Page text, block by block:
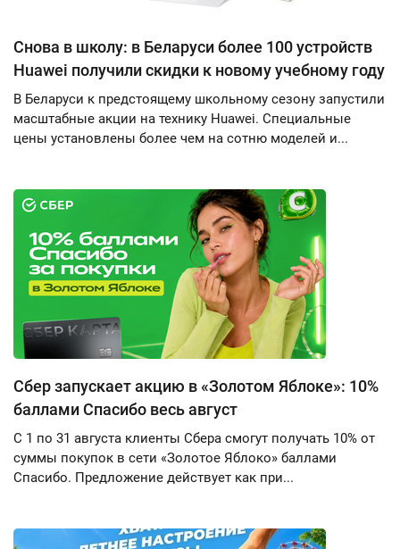
Снова в школу: в Беларуси более 100 устройств
Huawei получили скидки к новому учебному году
В Беларуси к предстоящему школьному сезону запустили
масштабные акции на технику Huawei. Специальные
цены установлены более чем на сотню моделей и...
Сбер запускает акцию в «Золотом Яблоке»: 10%
баллами Спасибо весь август
С 1 по 31 августа клиенты Сбера смогут получать 10% от
суммы покупок в сети «Золотое Яблоко» баллами
Спасибо. Предложение действует как при...